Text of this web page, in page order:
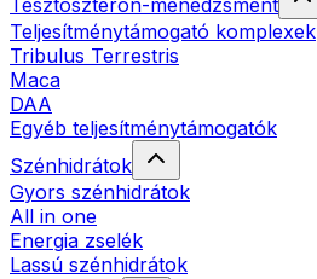
Tesztoszteron-menedzsment
Teljesítménytámogató komplexek
Tribulus Terrestris
Maca
DAA
Egyéb teljesítménytámogatók
Szénhidrátok
Gyors szénhidrátok
All in one
Energia zselék
Lassú szénhidrátok